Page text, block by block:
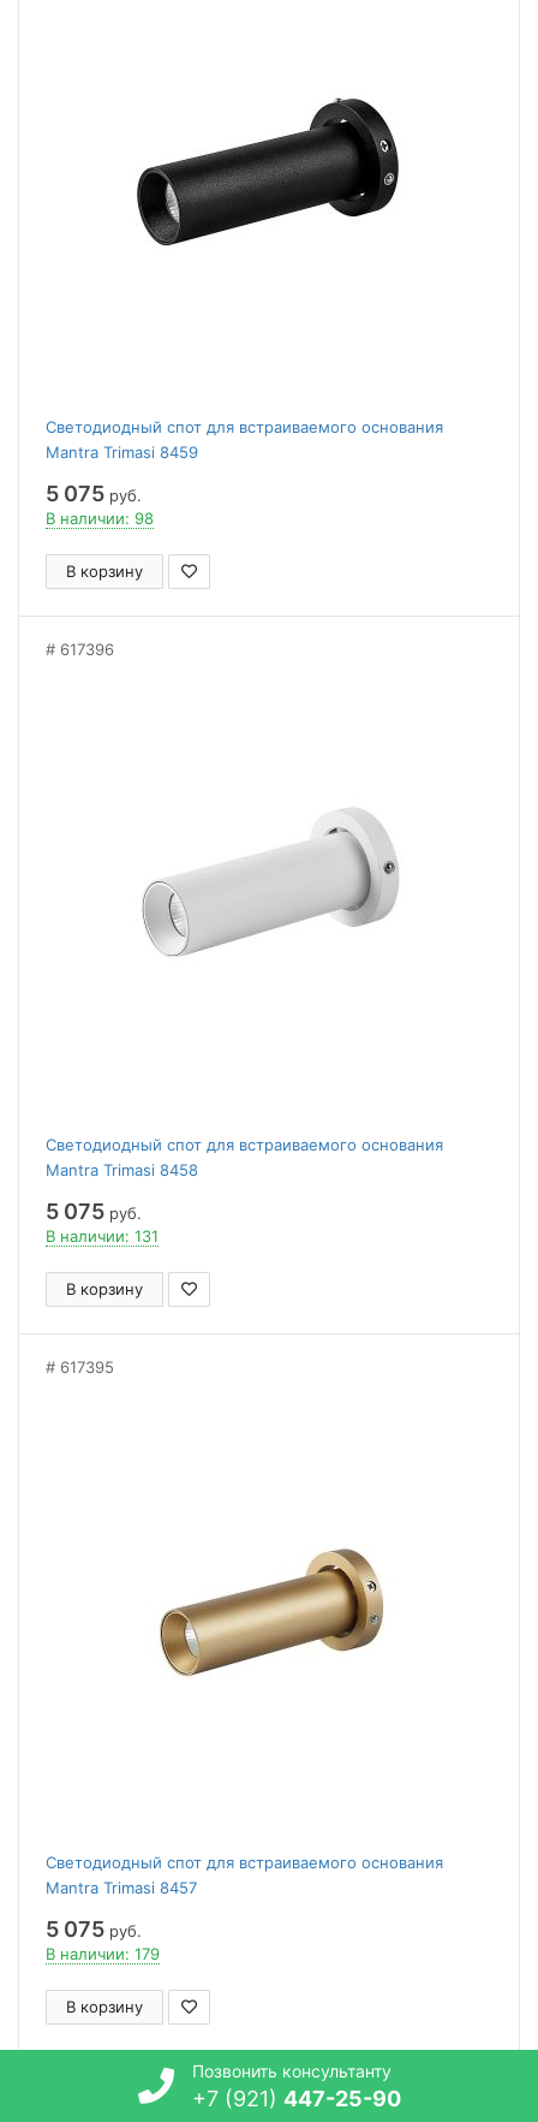
Светодиодный спот для встраиваемого основания
Mantra Trimasi 8459
5 075 руб.
В наличии: 98
В корзину
617396
Светодиодный спот для встраиваемого основания
Mantra Trimasi 8458
5 075 руб.
В наличии: 131
В корзину
617395
Светодиодный спот для встраиваемого основания
Mantra Trimasi 8457
5 075 руб.
В наличии: 179
В корзину
Позвонить консультанту
+7 (921) 447-25-90